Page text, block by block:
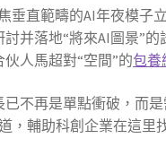
垂直範疇的AI年夜模子
并落地“將來AI圖景”
人馬超對“空間”的包養
不再是單點衝破，而
，輔助科創企業在這里